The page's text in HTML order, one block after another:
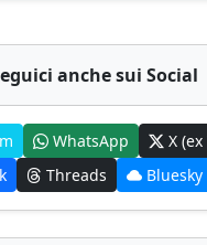
anche sui Social
WhatsApp
X
Threads Bluesky